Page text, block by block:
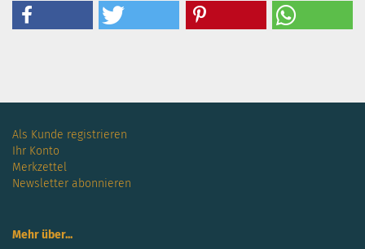
Als Kunde registrieren
Ihr Konto
Merkzettel
Newsletter abonnieren
Mehr über...